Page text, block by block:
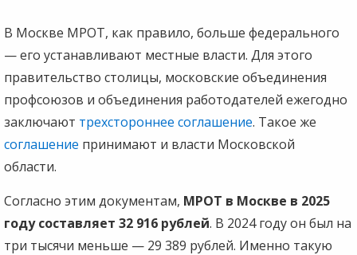
В Москве МРОТ, как правило, больше федерального
— его устанавливают местные власти. Для этого
правительство столицы, московские объединения
профсоюзов и объединения работодателей ежегодно
заключают трехстороннее соглашение. Такое же
соглашение принимают и власти Московской
области.
Согласно этим документам, МРОТ в Москве в 2025
году составляет 32 916 рублей. В 2024 году он был на
три тысячи меньше — 29 389 рублей. Именно такую